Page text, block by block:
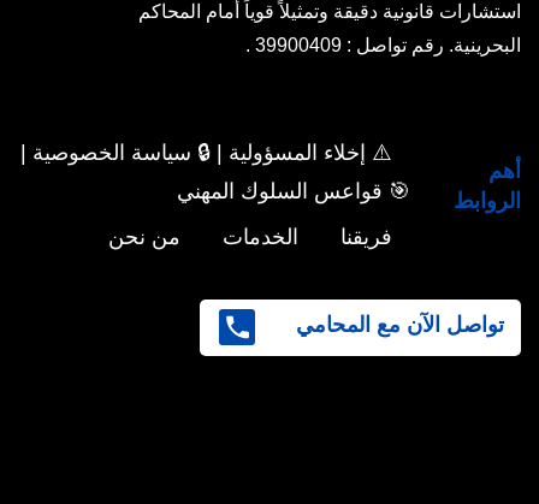
استشارات قانونية دقيقة وتمثيلاً قوياً أمام المحاكم
البحرينية. رقم تواصل : 39900409 .
أهم
الروابط
⚠️ إخلاء المسؤولية | 🔒 سياسة الخصوصية |
🎯 قواعس السلوك المهني
فريقنا
الخدمات من نحن
تواصل الآن مع المحامي